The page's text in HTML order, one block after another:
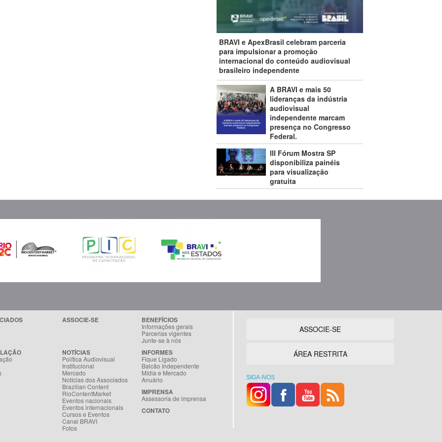
BRAVI e ApexBrasil celebram parceria
para impulsionar a promoção
internacional do conteúdo audiovisual
brasileiro independente
A BRAVI e mais 50
lideranças da indústria
audiovisual
independente marcam
presença no Congresso
Federal.
III Fórum Mostra SP
disponibiliza painéis
para visualização
gratuita
ASSOCIE-SE BENEFÍCIOS
Informações gerais
Parcerias vigentes
Junte-se à nós
NOTÍCIAS
Política Audiovisual
Institucional
Mercado
Notícias dos Associados
Brazilian Content
RioContentMarket
Eventos nacionais
Eventos internacionais
Cursos e Eventos
Canal BRAVI
Fotos
INFORMES
Fique Ligado
Balcão Independente
Mídia e Mercado
Anuário
IMPRENSA
Assessoria de imprensa
CONTATO
ASSOCIE-SE
ÁREA RESTRITA
SIGA-NOS